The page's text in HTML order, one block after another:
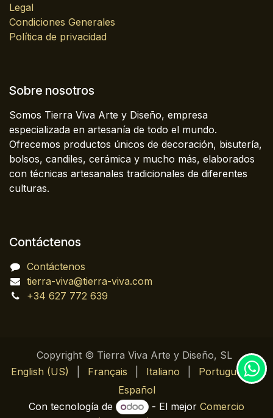
Legal
Condiciones Generales
Política de privacidad
Sobre nosotros
Somos Tierra Viva Arte y Diseño, empresa
especializada en artesanía de todo el mundo.
Ofrecemos productos únicos de decoración, bisutería,
bolsos, candiles, cerámica y mucho más, elaborados
con técnicas artesanales tradicionales de diferentes
culturas.
Contáctenos
Contáctenos
tierra-viva@tierra-viva.com
+34 627 772 639
Copyright © Tierra Viva Arte y Diseño, SL
English (US)
Français Italiano Português
|
Español
Con tecnología de
- El mejorComercio